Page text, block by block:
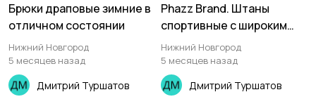
Брюки драповые зимние в
отличном состоянии
Нижний Новгород
5 месяцев назад
Дмитрий Туршатов
Phazz Brand. Штаны
спортивные с широким
поясом и шнуровкой
Нижний Новгород
5 месяцев назад
Дмитрий Туршатов